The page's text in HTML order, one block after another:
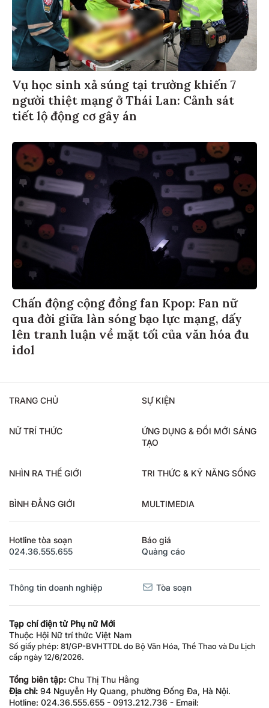
Vụ học sinh xả súng tại trường khiến 7
người thiệt mạng ở Thái Lan: Cảnh sát
tiết lộ động cơ gây án
Chấn động cộng đồng fan Kpop: Fan nữ
qua đời giữa làn sóng bạo lực mạng, dấy
lên tranh luận về mặt tối của văn hóa đu
idol
TRANG CHỦ SỰ KIỆN
NỮ TRÍ THỨC
ỨNG DỤNG & ĐỔI MỚI SÁNG
TẠO
NHÌN RA THẾ GIỚI TRI THỨC & KỸ NĂNG SỐNG
BÌNH ĐẲNG GIỚI MULTIMEDIA
Hotline tòa soạn
024.36.555.655
Báo giá
Quảng cáo
Thông tin doanh nghiệp Tòa soạn
Tạp chí điện tử Phụ nữ Mới
Thuộc Hội Nữ trí thức Việt Nam
Số giấy phép: 81/GP-BVHTTDL do Bộ Văn Hóa, Thể Thao và Du Lịch
cấp ngày 12/6/2026.
Tổng biên tập: Chu Thị Thu Hằng
Địa chỉ: 94 Nguyễn Hy Quang, phường Đống Đa, Hà Nội.
Hotline: 024.36.555.655 - 0913.212.736 - Email: